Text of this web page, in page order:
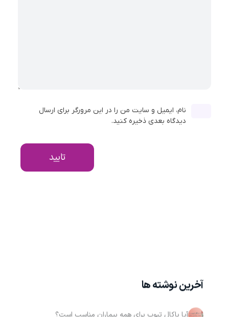
نام، ایمیل و سایت من را در این مرورگر برای ارسال
دیدگاه بعدی ذخیره کنید.
آخرین نوشته ها
آیا باکال تیوب برای همه بیماران مناسب است؟